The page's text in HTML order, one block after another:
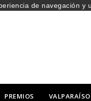
PREMIOS
de navegación